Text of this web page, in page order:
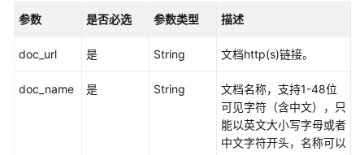
模
管
参数 是否必选 参数类型 描述
doc_url 是 String 文档http(s)链接。
doc_name 是 String
文档名称，支持1-48位
可见字符（含中文），只
能以英文大小写字母或者
中文字符开头，名称可以